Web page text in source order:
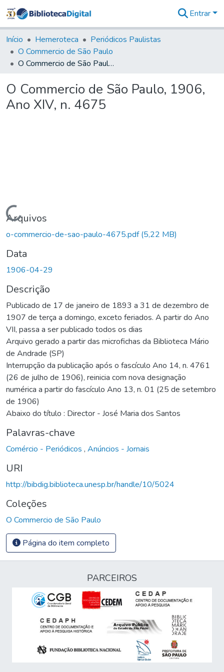
&
Coleções
Tudo na
Biblioteca
Estatísticas
Entrar
Início Hemeroteca
Periódicos Paulistas
O Commercio de São Paulo
O Commercio de São Paulo, 1906, Ano XIV, n. 4675
O Commercio de São Paulo, 1906,
Ano XIV, n. 4675
Carregando...
Arquivos
o-commercio-de-sao-paulo-4675.pdf(5,22 MB)
Data
1906-04-29
Descrição
Publicado de 17 de janeiro de 1893 a 31 de dezembro de
1907 de terça a domingo, exceto feriados. A partir do Ano
VII, passa a ser publicado todos os dias
Arquivo gerado a partir das microfichas da Biblioteca Mário
de Andrade (SP)
Interrupção da publicação após o fascículo Ano 14, n. 4761
(26 de julho de 1906), reinicia com nova designação
numérica a partir do fascículo Ano 13, n. 01 (25 de setembro
de 1906)
Abaixo do título : Director - José Maria dos Santos
Palavras-chave
Comércio - Periódicos , Anúncios - Jornais
URI
http://bibdig.biblioteca.unesp.br/handle/10/5024
Coleções
O Commercio de São Paulo
Página do item completo
PARCEIROS